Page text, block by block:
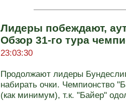
Лидеры побеждают,
Обзор 31-го тура
23:03:30
Продолжают лидеры
набирать очки. Чемпионство
(как минимум), т.к. "Байер"